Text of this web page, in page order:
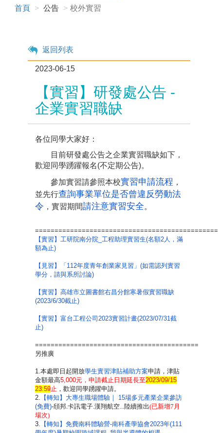
首頁 公告 校外實習
返回列表
2023-06-15
【實習】研發處公告 -
企業實習職缺
各位同學大家好：
目前研發處公告之企業實習職缺如下，
歡迎同學踴躍報名(不定期公告)。
參加實習請參照本校實習申請流程 ，
並先行查詢事業單位是否曾違反勞動法
令 ，實習期間請注意實習安全。
===============================================
【實習】工研院南分院_工程助理實習生(名額2人，滿
額為止)
【見習】「112年度青年創業家見習」(如需認列實習
學分，請與系所討論)
【實習】高雄市立圖書館右昌分館寒暑假實習職缺
(2023/6/30截止)
【實習】富台工程公司2023實習計畫(2023/07/31截
止)
==========================================
另推廣
1.本處即日起開放學生實習津貼補助方案申請，津貼
金額最高5,000元，申請截止日期延長至2023/09/15
23:59止 ，歡迎同學踴躍申請。
2. 【轉知】大專生職場體驗｜ 15場多元產業企業參訪
(免費)-頎邦.卡訊電子.漢翔航空...陸續推出(已新增7月
場次)
3. 【轉知】免費南科體驗營-南科產學協會2023年(111